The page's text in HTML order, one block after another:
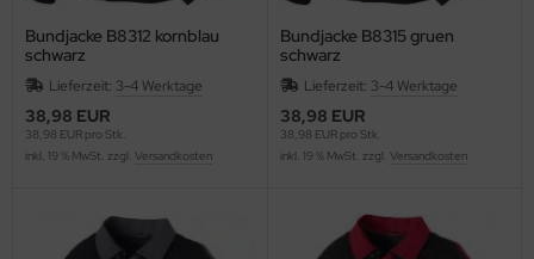
Bundjacke B8312 kornblau
schwarz
Lieferzeit: 3-4 Werktage
38,98 EUR
38,98 EUR pro Stk.
inkl. 19 % MwSt. zzgl. Versandkosten
Bundjacke B8315 gruen
schwarz
Lieferzeit: 3-4 Werktage
38,98 EUR
38,98 EUR pro Stk.
inkl. 19 % MwSt. zzgl. Versandkosten